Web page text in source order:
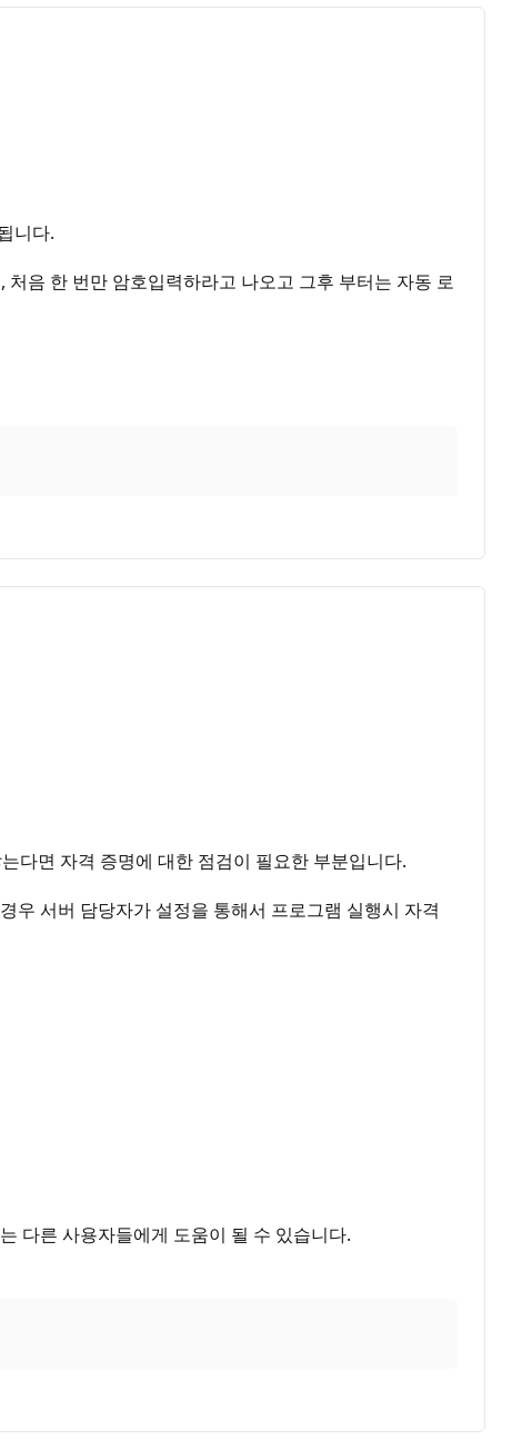
니다.
음 한 번만 암호입력하라고 나오고 그후 부터는 자동 로
다면 자격 증명에 대한 점검이 필요한 부분입니다.
서버 담당자가 설정을 통해서 프로그램 실행시 자격
다른 사용자들에게 도움이 될 수 있습니다.